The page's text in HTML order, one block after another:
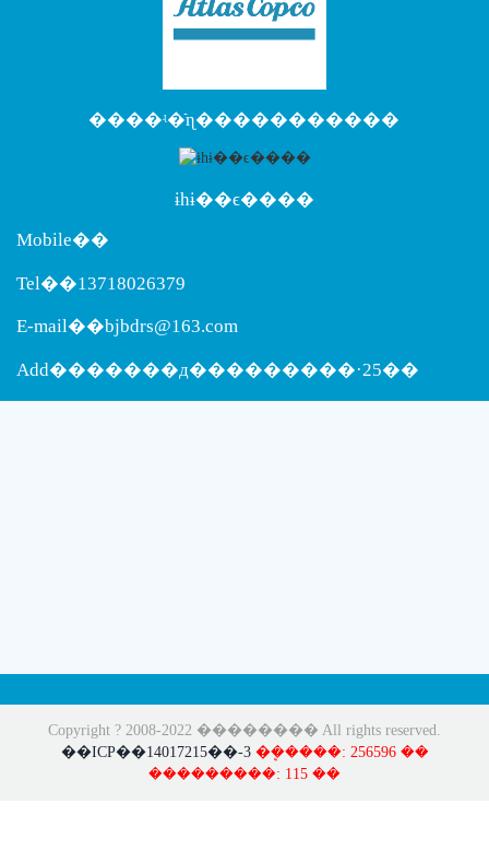
����ʵ�ֿɳ�����������
ɨһɨ��ϵ����
Mobile��
Tel��13718026379
E-mail��bjbdrs@163.com
Add�������д���������·25��
Copyright ? 2008-2022 �������� All rights reserved.
��ICP��14017215��-3 �ܷ�����: 256596 ��
���������: 115 ��